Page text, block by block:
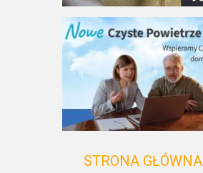
STRONA GŁÓWNA